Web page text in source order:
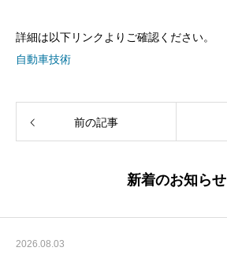
詳細は以下リンクよりご確認ください。
自動車技術
前の記事
新着のお知らせ
2026.08.03